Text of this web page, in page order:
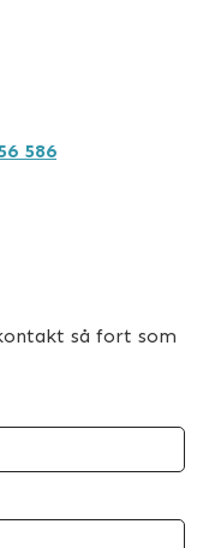
586
så fort som